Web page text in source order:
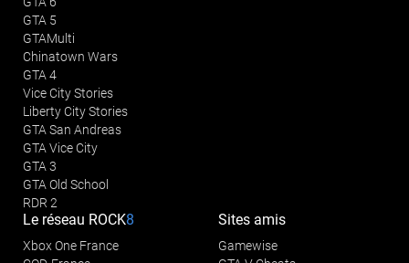
GTA 5
GTAMulti
Chinatown Wars
GTA 4
Vice City Stories
Liberty City Stories
GTA San Andreas
GTA Vice City
GTA 3
GTA Old School
RDR 2
Le réseau ROCK8
Xbox One France
Sites amis
Gamewise